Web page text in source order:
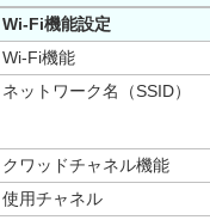
Wi-Fi機能設定
Wi-Fi機能
ネットワーク名（SSID）
クワッドチャネル機能
使用チャネル